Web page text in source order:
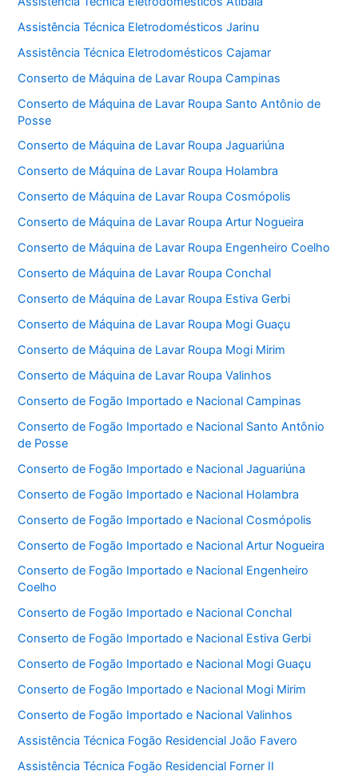
Assistência Técnica Eletrodomésticos Jarinu
Assistência Técnica Eletrodomésticos Cajamar
Conserto de Máquina de Lavar Roupa Campinas
Conserto de Máquina de Lavar Roupa Santo Antônio de
Posse
Conserto de Máquina de Lavar Roupa Jaguariúna
Conserto de Máquina de Lavar Roupa Holambra
Conserto de Máquina de Lavar Roupa Cosmópolis
Conserto de Máquina de Lavar Roupa Artur Nogueira
Conserto de Máquina de Lavar Roupa Engenheiro Coelho
Conserto de Máquina de Lavar Roupa Conchal
Conserto de Máquina de Lavar Roupa Estiva Gerbi
Conserto de Máquina de Lavar Roupa Mogi Guaçu
Conserto de Máquina de Lavar Roupa Mogi Mirim
Conserto de Máquina de Lavar Roupa Valinhos
Conserto de Fogão Importado e Nacional Campinas
Conserto de Fogão Importado e Nacional Santo Antônio
de Posse
Conserto de Fogão Importado e Nacional Jaguariúna
Conserto de Fogão Importado e Nacional Holambra
Conserto de Fogão Importado e Nacional Cosmópolis
Conserto de Fogão Importado e Nacional Artur Nogueira
Conserto de Fogão Importado e Nacional Engenheiro
Coelho
Conserto de Fogão Importado e Nacional Conchal
Conserto de Fogão Importado e Nacional Estiva Gerbi
Conserto de Fogão Importado e Nacional Mogi Guaçu
Conserto de Fogão Importado e Nacional Mogi Mirim
Conserto de Fogão Importado e Nacional Valinhos
Assistência Técnica Fogão Residencial João Favero
Assistência Técnica Fogão Residencial Forner II